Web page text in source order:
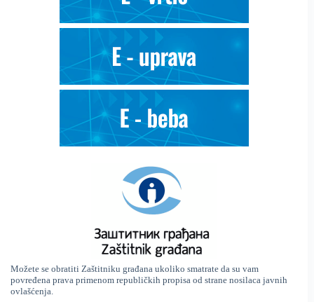
Možete se obratiti Zaštitniku građana ukoliko smatrate da su vam
povređena prava primenom republičkih propisa od strane nosilaca javnih
ovlašćenja.